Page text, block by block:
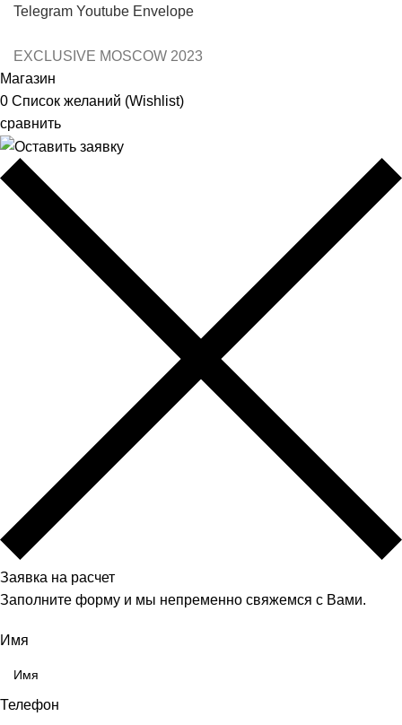
Telegram Youtube Envelope
EXCLUSIVE MOSCOW 2023
Магазин
0 Список желаний (Wishlist)
сравнить
Заявка на расчет
Заполните форму и мы непременно свяжемся с Вами.
Имя
Телефон